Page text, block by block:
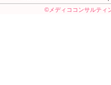
©メディココンサルティ